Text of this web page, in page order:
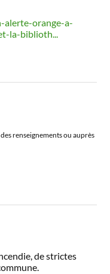
alerte-orange-a-
la-biblioth...
renseignements ou auprès
de strictes